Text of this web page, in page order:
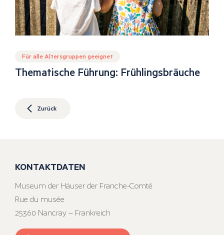
Für alle Altersgruppen geeignet
Thematische Führung: Frühlingsbräuche
Zurück
KONTAKTDATEN
Museum der Häuser der Franche-Comté
Rue du musée
25360 Nancray – Frankreich